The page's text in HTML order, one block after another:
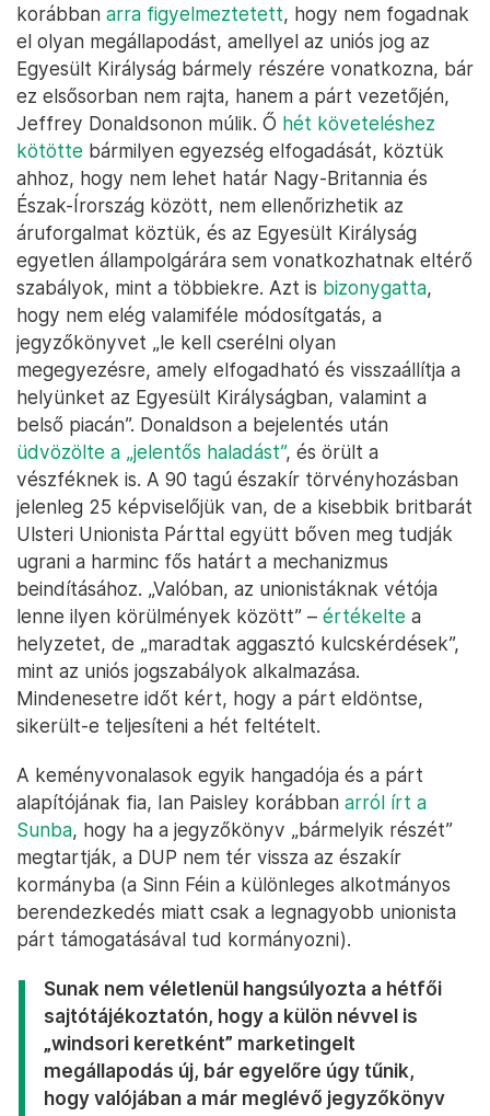
korábban arra figyelmeztetett, hogy nem fogadnak
el olyan megállapodást, amellyel az uniós jog az
Egyesült Királyság bármely részére vonatkozna, bár
ez elsősorban nem rajta, hanem a párt vezetőjén,
Jeffrey Donaldsonon múlik. Ő hét követeléshez
kötötte bármilyen egyezség elfogadását, köztük
ahhoz, hogy nem lehet határ Nagy-Britannia és
Észak-Írország között, nem ellenőrizhetik az
áruforgalmat köztük, és az Egyesült Királyság
egyetlen állampolgárára sem vonatkozhatnak eltérő
szabályok, mint a többiekre. Azt is bizonygatta,
hogy nem elég valamiféle módosítgatás, a
jegyzőkönyvet „le kell cserélni olyan
megegyezésre, amely elfogadható és visszaállítja a
helyünket az Egyesült Királyságban, valamint a
belső piacán”. Donaldson a bejelentés után
üdvözölte a „jelentős haladást”, és örült a
vészféknek is. A 90 tagú északír törvényhozásban
jelenleg 25 képviselőjük van, de a kisebbik britbarát
Ulsteri Unionista Párttal együtt bőven meg tudják
ugrani a harminc fős határt a mechanizmus
beindításához. „Valóban, az unionistáknak vétója
lenne ilyen körülmények között” – értékelte a
helyzetet, de „maradtak aggasztó kulcskérdések”,
mint az uniós jogszabályok alkalmazása.
Mindenesetre időt kért, hogy a párt eldöntse,
sikerült-e teljesíteni a hét feltételt.
A keményvonalasok egyik hangadója és a párt
alapítójának fia, Ian Paisley korábban arról írt a
Sunba, hogy ha a jegyzőkönyv „bármelyik részét”
megtartják, a DUP nem tér vissza az északír
kormányba (a Sinn Féin a különleges alkotmányos
berendezkedés miatt csak a legnagyobb unionista
párt támogatásával tud kormányozni).
Sunak nem véletlenül hangsúlyozta a hétfői
sajtótájékoztatón, hogy a külön névvel is
„windsori keretként” marketingelt
megállapodás új, bár egyelőre úgy tűnik,
hogy valójában a már meglévő jegyzőkönyv